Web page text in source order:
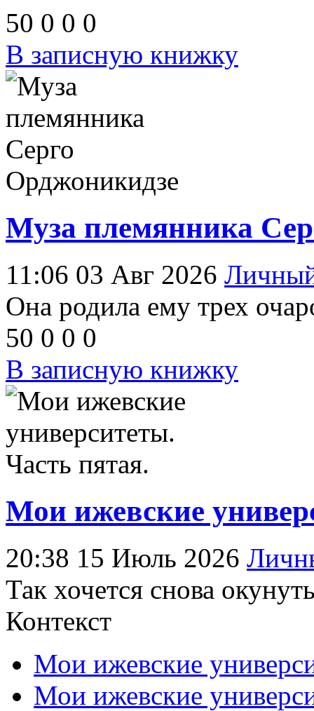
50 0 0 0
В записную книжку
Муза племянника
11:06 03 Авг 2026
Она родила ему трех
50 0 0 0
В записную книжку
Мои ижевские
20:38 15 Июль 2026
Так хочется снова
Контекст
Мои ижевские
Мои ижевские